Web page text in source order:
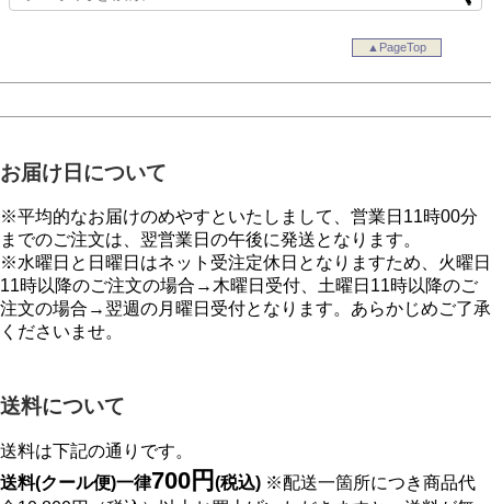
▲PageTop
お届け日について
※平均的なお届けのめやすといたしまして、営業日11時00分
までのご注文は、翌営業日の午後に発送となります。
※水曜日と日曜日はネット受注定休日となりますため、火曜日
11時以降のご注文の場合→木曜日受付、土曜日11時以降のご
注文の場合→翌週の月曜日受付となります。あらかじめご了承
くださいませ。
送料について
送料は下記の通りです。
送料(クール便)一律700円 (税込) ※配送一箇所につき商品代